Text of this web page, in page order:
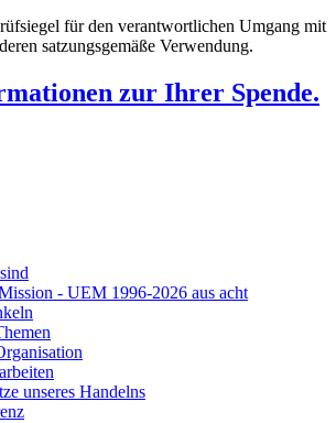
für den verantwortlichen Umgang mit
satzungsgemäße Verwendung.
zur Ihrer Spende.
- UEM 1996-2026 aus acht
unseres Handelns